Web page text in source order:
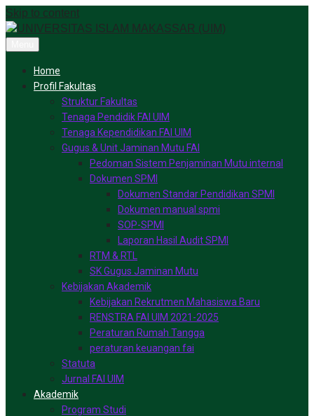
Skip to content
Home
Profil Fakultas
Struktur Fakultas
Tenaga Pendidik FAI UIM
Tenaga Kependidikan FAI UIM
Gugus & Unit Jaminan Mutu FAI
Pedoman Sistem Penjaminan Mutu internal
Dokumen SPMI
Dokumen Standar Pendidikan SPMI
Dokumen manual spmi
SOP-SPMI
Laporan Hasil Audit SPMI
RTM & RTL
SK Gugus Jaminan Mutu
Kebijakan Akademik
Kebijakan Rekrutmen Mahasiswa Baru
RENSTRA FAI UIM 2021-2025
Peraturan Rumah Tangga
peraturan keuangan fai
Statuta
Jurnal FAI UIM
Akademik
Program Studi